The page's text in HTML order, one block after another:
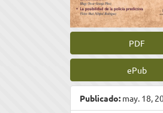
PDF
ePub
Publicado: may. 18,